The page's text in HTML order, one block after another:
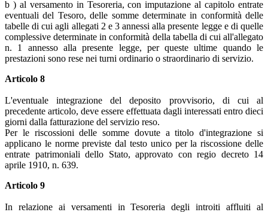
b ) al versamento in Tesoreria, con imputazione al capitolo entrate
eventuali del Tesoro, delle somme determinate in conformità delle
tabelle di cui agli allegati 2 e 3 annessi alla presente legge e di quelle
complessive determinate in conformità della tabella di cui all'allegato
n. 1 annesso alla presente legge, per queste ultime quando le
prestazioni sono rese nei turni ordinario o straordinario di servizio.
Articolo 8
L'eventuale integrazione del deposito provvisorio, di cui al
precedente articolo, deve essere effettuata dagli interessati entro dieci
giorni dalla fatturazione del servizio reso.
Per le riscossioni delle somme dovute a titolo d'integrazione si
applicano le norme previste dal testo unico per la riscossione delle
entrate patrimoniali dello Stato, approvato con regio decreto 14
aprile 1910, n. 639.
Articolo 9
In relazione ai versamenti in Tesoreria degli introiti affluiti al